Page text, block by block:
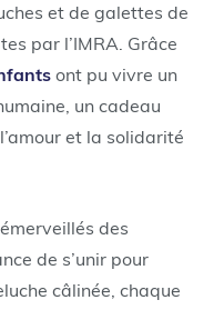
et de galettes de
par l’IMRA. Grâce
ont pu vivre un
un cadeau
et la solidarité
des
de s’unir pour
câlinée, chaque